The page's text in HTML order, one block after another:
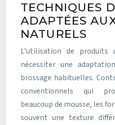
TECHNIQUES
ADAPTÉES
NATURELS
L’utilisation de produits
nécessiter une
brossage habituelles.
conventionnels qui
beaucoup de mousse, les
souvent une texture